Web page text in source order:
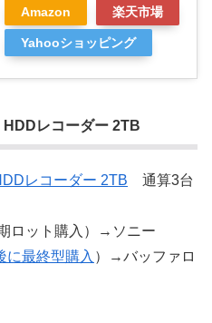
Amazon 楽天市場
Yahooショッピング
レコーダー 2TB
レコーダー 2TB 通算3台
ロット購入）→ソニー
に最終型購入 ）→バッファロ